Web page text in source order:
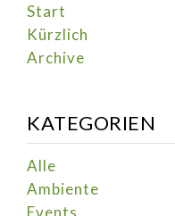
Start
Kürzlich
Archive
KATEGORIEN
Alle
Ambiente
Events